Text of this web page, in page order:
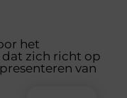
het
zich richt op
van